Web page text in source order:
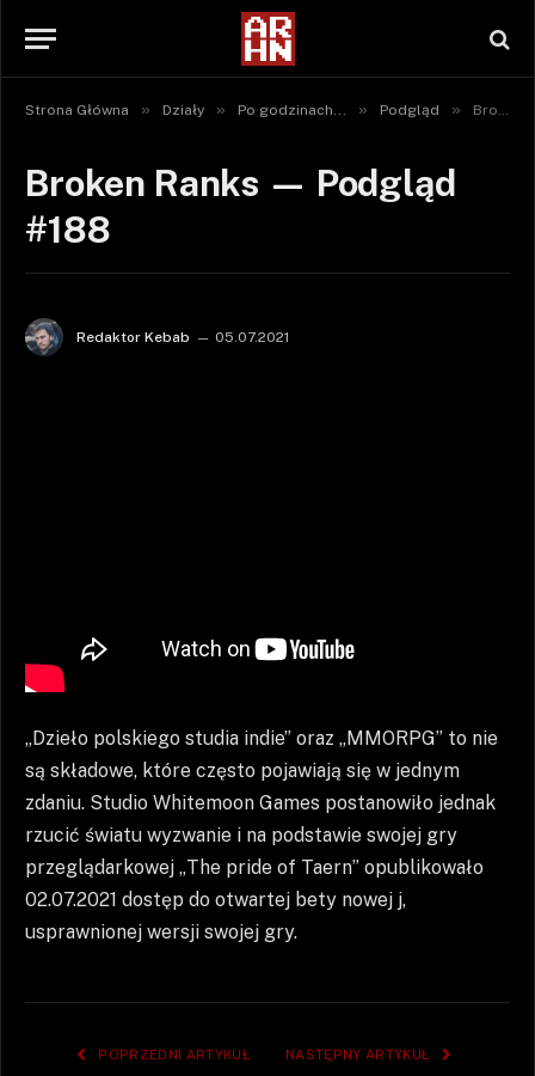
Strona Główna » Działy » Po godzinach... » Podgląd » Broken Ranks — Podgląd #188
Broken Ranks — Podgląd
#188
Redaktor Kebab 05.07.2021
„Dzieło polskiego studia indie” oraz „MMORPG” to nie
są składowe, które często pojawiają się w jednym
zdaniu. Studio Whitemoon Games postanowiło jednak
rzucić światu wyzwanie i na podstawie swojej gry
przeglądarkowej „The pride of Taern” opublikowało
02.07.2021 dostęp do otwartej bety nowej j,
usprawnionej wersji swojej gry.
POPRZEDNI ARTYKUŁ NASTĘPNY ARTYKUŁ